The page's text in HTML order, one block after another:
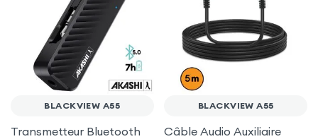
BLACKVIEW A55
Transmetteur Bluetooth
BLACKVIEW A55
Câble Audio Auxiliaire